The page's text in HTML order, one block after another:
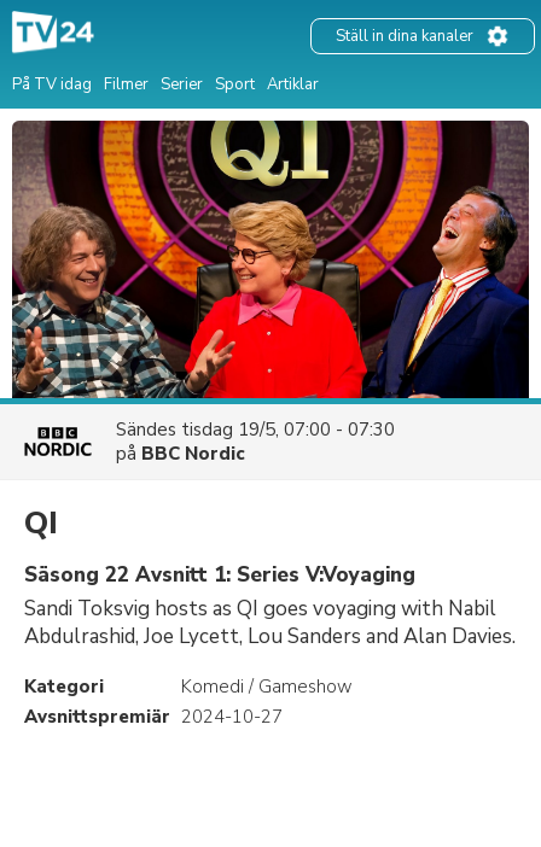
På TV idag Filmer Serier Sport Artiklar
Ställ in dina kanaler
Sändes tisdag 19/5, 07:00 - 07:30
på BBC Nordic
QI
Säsong 22 Avsnitt 1: Series V:Voyaging
Sandi Toksvig hosts as QI goes voyaging with Nabil
Abdulrashid, Joe Lycett, Lou Sanders and Alan Davies.
Kategori
Komedi / Gameshow
Avsnittspremiär 2024-10-27